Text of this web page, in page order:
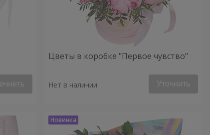
Цветы в коробке "Первое чувство"
Нет в наличии Уточнить